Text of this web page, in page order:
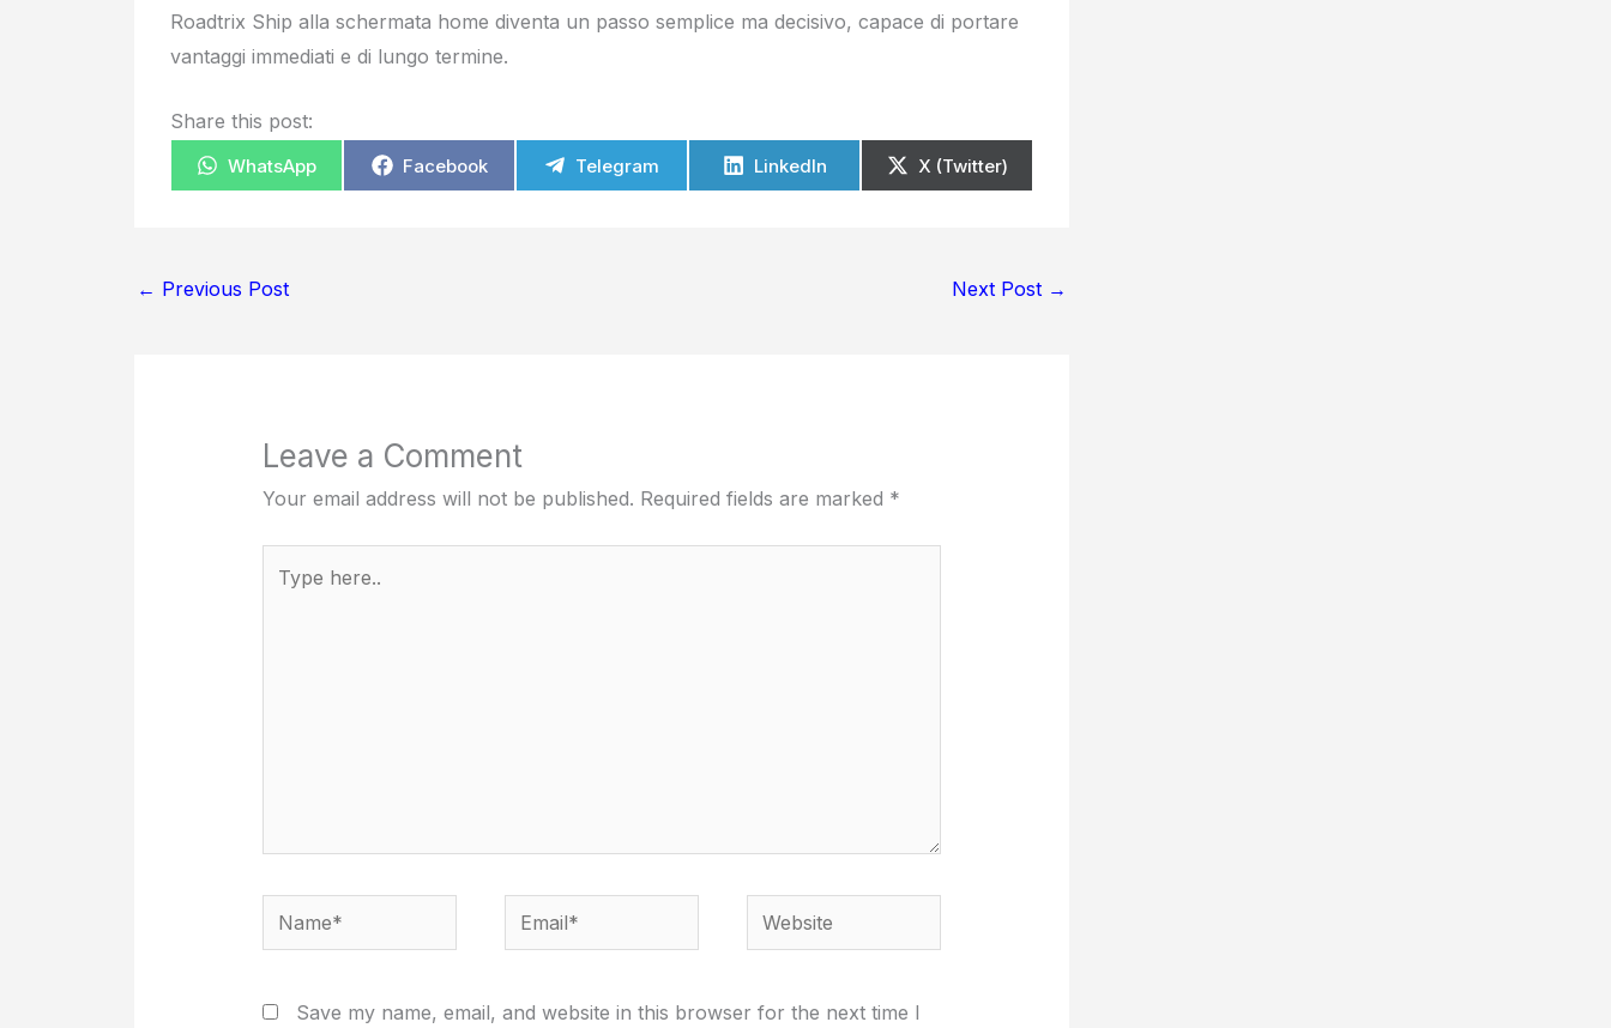
Roadtrix Ship alla schermata home diventa un passo semplice ma decisivo, capace di portare
vantaggi immediati e di lungo termine.
Share this post:
WhatsApp Facebook Telegram LinkedIn X (Twitter)
← Previous Post Next Post →
Leave a Comment
Your email address will not be published. Required fields are marked *
here..
Name* Email* Website
Save my name, email, and website in this browser for the next time I